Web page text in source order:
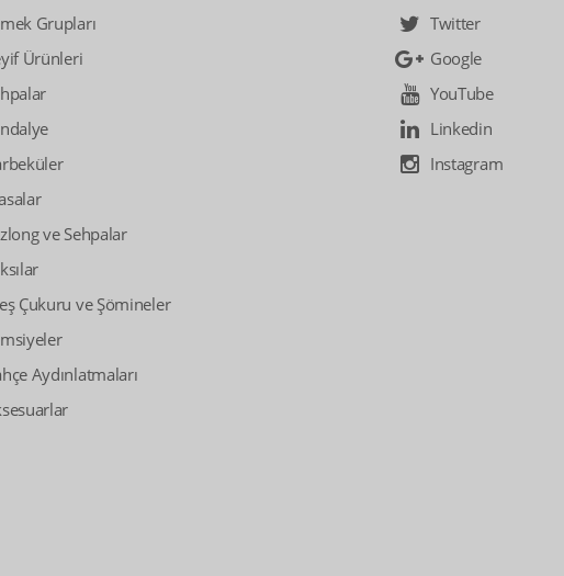
Grupları
Ürünleri
ve Sehpalar
Çukuru ve Şömineler
Aydınlatmaları
Twitter
Google
YouTube
Linkedin
Instagram